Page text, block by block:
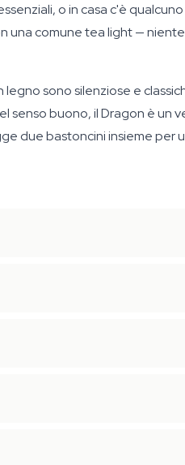
o in casa c'è
una comune tea light —
sono silenziose e
senso buono, il Dragon è
due bastoncini insieme per